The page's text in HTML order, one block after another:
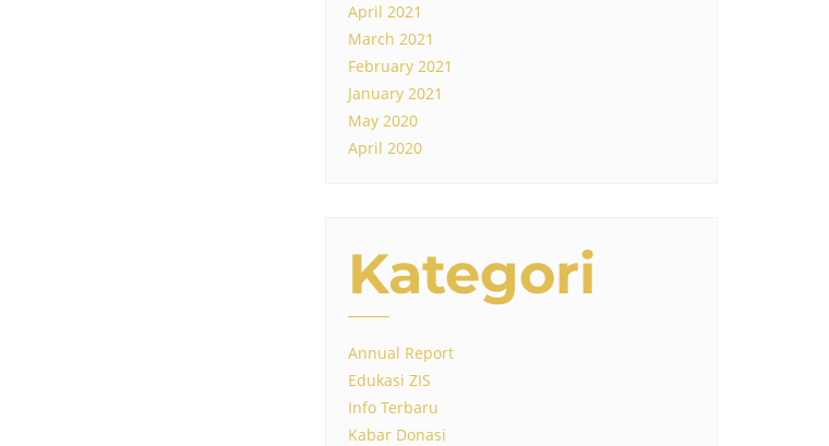
April 2021
March 2021
February 2021
January 2021
May 2020
April 2020
Kategori
Annual Report
Edukasi ZIS
Info Terbaru
Kabar Donasi